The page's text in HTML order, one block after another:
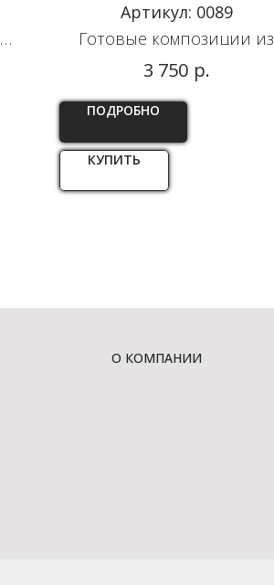
Артикул: 0089
Готовые композиции из
шаров
3 750 р.
ПОДРОБНО
КУПИТЬ
О КОМПАНИИ